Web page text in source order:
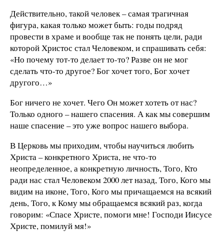
Действительно, такой человек – самая трагичная
фигура, какая только может быть: годы подряд
провести в храме и вообще так не понять цели, ради
которой Христос стал Человеком, и спрашивать себя:
«Но почему тот-то делает то-то? Разве он не мог
сделать что-то другое? Бог хочет того, Бог хочет
другого…»
Бог ничего не хочет. Чего Он может хотеть от нас?
Только одного – нашего спасения. А как мы совершим
наше спасение – это уже вопрос нашего выбора.
В Церковь мы приходим, чтобы научиться любить
Христа – конкретного Христа, не что-то
неопределенное, а конкретную личность, Того, Кто
ради нас стал Человеком 2000 лет назад, Того, Кого мы
видим на иконе, Того, Кого мы причащаемся на всякий
день, Того, к Кому мы обращаемся всякий раз, когда
говорим: «Спасе Христе, помоги мне! Господи Иисусе
Христе, помилуй мя!»